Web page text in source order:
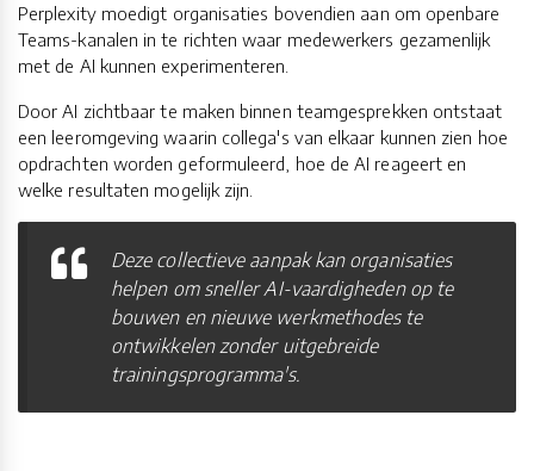
Perplexity moedigt organisaties bovendien aan om openbare
Teams-kanalen in te richten waar medewerkers gezamenlijk
met de AI kunnen experimenteren.
Door AI zichtbaar te maken binnen teamgesprekken ontstaat
een leeromgeving waarin collega's van elkaar kunnen zien hoe
opdrachten worden geformuleerd, hoe de AI reageert en
welke resultaten mogelijk zijn.
Deze collectieve aanpak kan organisaties
helpen om sneller AI-vaardigheden op te
bouwen en nieuwe werkmethodes te
ontwikkelen zonder uitgebreide
trainingsprogramma's.